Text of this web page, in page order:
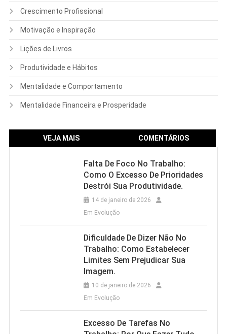
Crescimento Profissional
Motivação e Inspiração
Lições de Livros
Produtividade e Hábitos
Mentalidade e Comportamento
Mentalidade Financeira e Prosperidade
VEJA MAIS COMENTÁRIOS
Falta De Foco No Trabalho:
Como O Excesso De Prioridades
Destrói Sua Produtividade.
14 de janeiro de 2026
Em Evolução
Dificuldade De Dizer Não No
Trabalho: Como Estabelecer
Limites Sem Prejudicar Sua
Imagem.
10 de janeiro de 2026
Em Evolução
Excesso De Tarefas No